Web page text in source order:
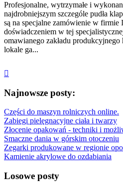
Profesjonalne, wytrzymałe i
najdrobniejszym szczególe pudła
są na specjalne zamówienie w
doświadczeniem w tej
omawianego zakładu
lokale ga...
Najnowsze posty:
Części do maszyn rolniczych online.
Zabiegi pielęgnacyjne ciała i twarzy
Złocenie opakowań - techniki i
Smaczne dania w górskim otoczeniu
Zegarki produkowane w regionie
Kamienie akrylowe do ozdabiania
Losowe posty